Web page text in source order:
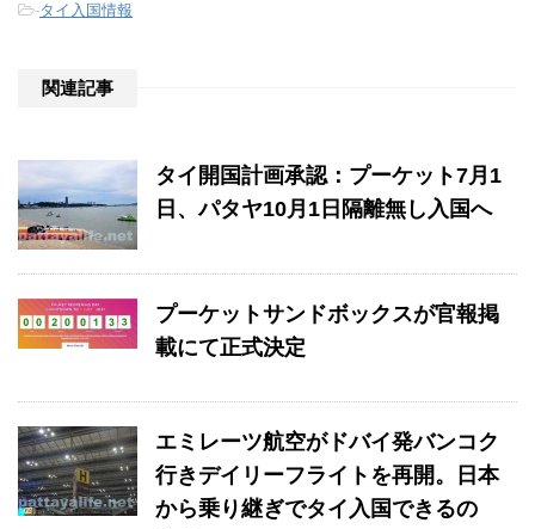
-タイ入国情報
関連記事
タイ開国計画承認：プーケット7月1
日、パタヤ10月1日隔離無し入国へ
プーケットサンドボックスが官報掲
載にて正式決定
エミレーツ航空がドバイ発バンコク
行きデイリーフライトを再開。日本
から乗り継ぎでタイ入国できるの